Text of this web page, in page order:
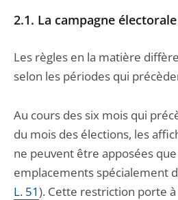
2.1. La campagne électorale
Les règles en la matière
selon les périodes qui
Au cours des six mois qui
du mois des élections, les
ne peuvent être apposées
emplacements spécialement
L. 51). Cette restriction porte